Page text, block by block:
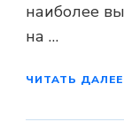
наиболее
на …
ЧИТАТЬ ДАЛЕЕ